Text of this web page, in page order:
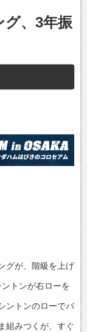
グ、3年振
グが、階級を上げ
トンが右ローを
ントンのローでバ
組みつくが、すぐ